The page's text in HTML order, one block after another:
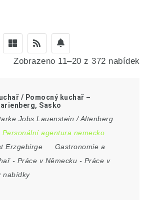
Zobrazeno 11–20 z 372 nabídek
/ Pomocný kuchař –
Sasko
Jobs Lauenstein / Altenberg
Personální agentura nemecko
Erzgebirge
Gastronomie a
- Práce v Německu - Práce v
nabídky